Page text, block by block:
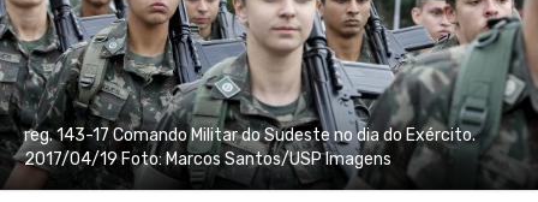
reg. 143-17 Comando Militar do Sudeste no dia do Exército.
2017/04/19 Foto: Marcos Santos/USP Imagens